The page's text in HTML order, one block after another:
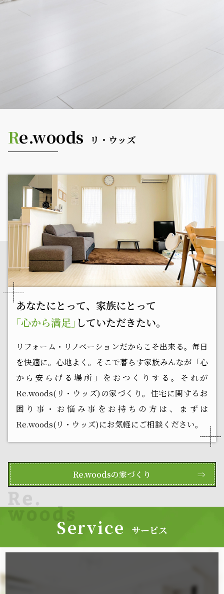
Re.woods リ・ウッズ
あなたにとって、家族にとって
｢心から満足｣ していただきたい。
リフォーム・リノベーションだからこそ出来る。毎日
を快適に。心地よく。そこで暮らす家族みんなが「心
から安らげる場所」をおつくりする。それが
Re.woods(リ・ウッズ)の家づくり。住宅に関するお
困り事・お悩み事をお持ちの方は、まずは
Re.woods(リ・ウッズ)にお気軽にご相談ください。
Re.woodsの家づくり ⇒
Service サービス